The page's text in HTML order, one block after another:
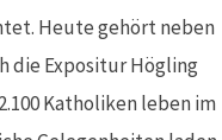
Heute gehört neben
die Expositur Högling
Katholiken leben im